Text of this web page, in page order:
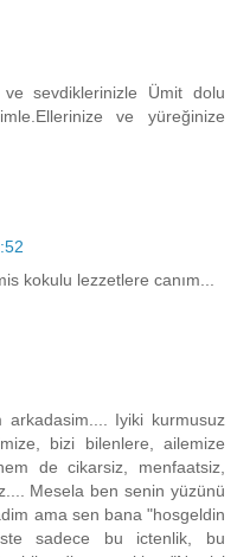
sevdiklerinizle Ümit dolu
ve yüreğinize
kokulu lezzetlere canım...
Iyiki kurmusuz
bizi bilenlere, ailemize
de cikarsiz, menfaatsiz,
Mesela ben senin yüzünü
ama sen bana "hosgeldin
sadece bu ictenlik, bu